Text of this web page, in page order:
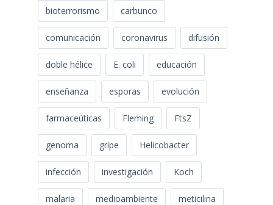
bioterrorismo carbunco
comunicación coronavirus difusión
doble hélice E. coli educación
enseñanza esporas evolución
farmaceúticas Fleming FtsZ
genoma gripe Helicobacter
infección investigación Koch
malaria medioambiente meticilina